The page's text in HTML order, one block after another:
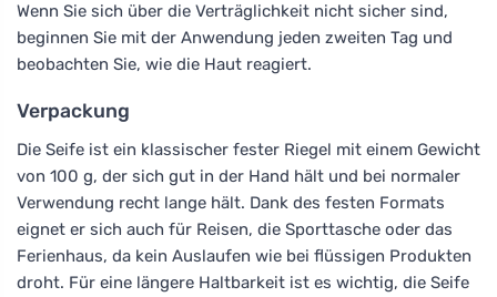
Wenn Sie sich über die Verträglichkeit nicht sicher sind,
beginnen Sie mit der Anwendung jeden zweiten Tag und
beobachten Sie, wie die Haut reagiert.
Verpackung
Die Seife ist ein klassischer fester Riegel mit einem Gewicht
von 100 g, der sich gut in der Hand hält und bei normaler
Verwendung recht lange hält. Dank des festen Formats
eignet er sich auch für Reisen, die Sporttasche oder das
Ferienhaus, da kein Auslaufen wie bei flüssigen Produkten
droht. Für eine längere Haltbarkeit ist es wichtig, die Seife